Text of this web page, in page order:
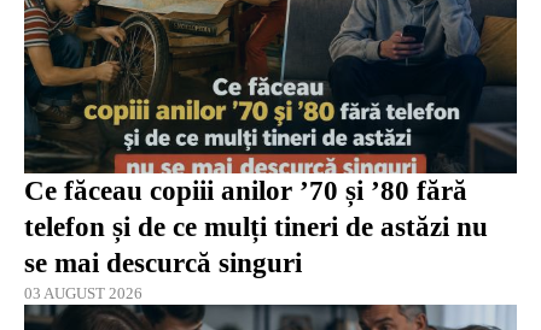
Ce făceau copiii anilor ’70 și ’80 fără
telefon și de ce mulți tineri de astăzi nu
se mai descurcă singuri
03 AUGUST 2026